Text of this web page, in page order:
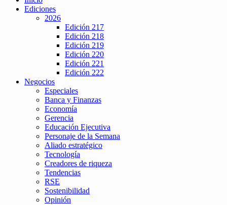
Ediciones
2026
Edición 217
Edición 218
Edición 219
Edición 220
Edición 221
Edición 222
Negocios
Especiales
Banca y Finanzas
Economía
Gerencia
Educación Ejecutiva
Personaje de la Semana
Aliado estratégico
Tecnología
Creadores de riqueza
Tendencias
RSE
Sostenibilidad
Opinión